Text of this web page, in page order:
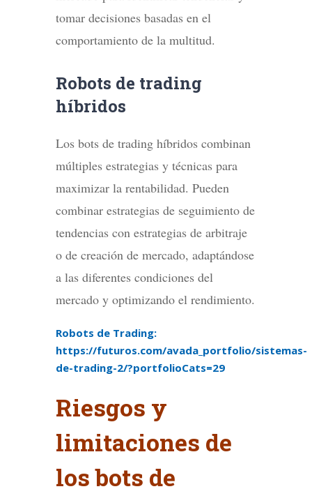
tomar decisiones basadas en el
comportamiento de la multitud.
Robots de trading
híbridos
Los bots de trading híbridos combinan
múltiples estrategias y técnicas para
maximizar la rentabilidad. Pueden
combinar estrategias de seguimiento de
tendencias con estrategias de arbitraje
o de creación de mercado, adaptándose
a las diferentes condiciones del
mercado y optimizando el rendimiento.
Robots de Trading:
https://futuros.com/avada_portfolio/sistemas-
de-trading-2/?portfolioCats=29
Riesgos y
limitaciones de
los bots de